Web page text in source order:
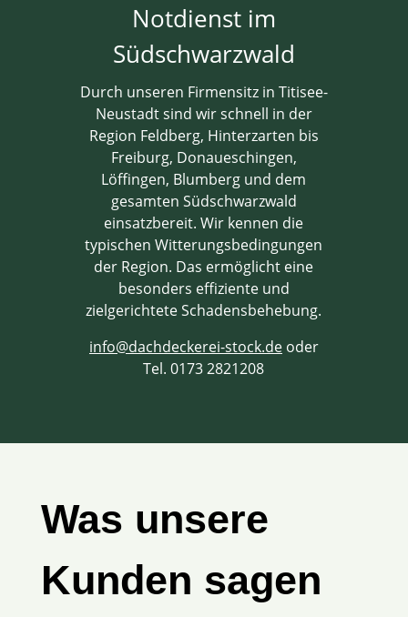
Notdienst im
Südschwarzwald
Durch unseren Firmensitz in Titisee-
Neustadt sind wir schnell in der
Region Feldberg, Hinterzarten bis
Freiburg, Donaueschingen,
Löffingen, Blumberg und dem
gesamten Südschwarzwald
einsatzbereit. Wir kennen die
typischen Witterungsbedingungen
der Region. Das ermöglicht eine
besonders effiziente und
zielgerichtete Schadensbehebung.
info@dachdeckerei-stock.deoder
Tel. 0173 2821208
Was unsere
Kunden sagen